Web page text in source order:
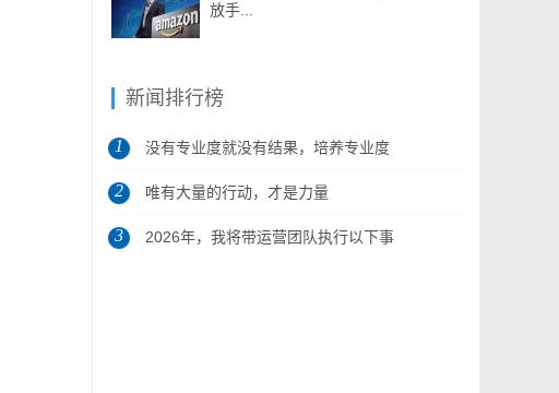
放手...
新闻排行榜
1 没有专业度就没有结果，培养专业度
是做...
2 唯有大量的行动，才是力量
3 2026年，我将带运营团队执行以下事